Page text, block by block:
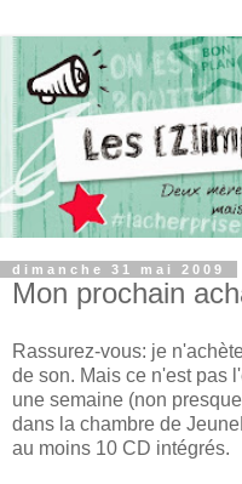
dimanche 31 mai 2009
Mon prochain
Rassurez-vous: je
de son. Mais ce n'est pas
une semaine (non
dans la chambre de
au moins 10 CD intégrés.